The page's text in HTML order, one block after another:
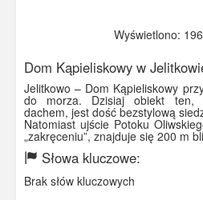
Wyświetlono:
Dom Kąpieliskowy w
Jelitkowo – Dom Kąpieliskowy
do morza. Dzisiaj obiekt ten,
dachem, jest dość bezstylową
Natomiast ujście Potoku
„zakręceniu”, znajduje się 200 m
Słowa kluczowe:
Brak słów kluczowych